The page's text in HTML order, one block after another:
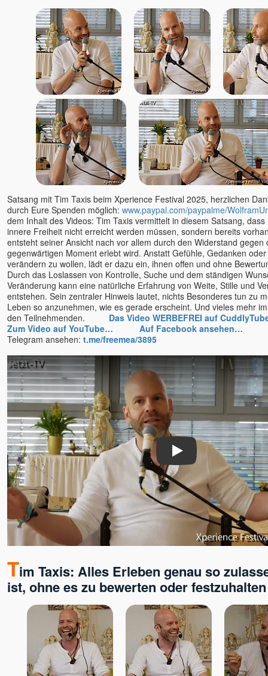
Premananda / John David
Premdas
Premodaya
Pyar
Ralf Heske
Rama
Ramana Maharshi
Ramesh - Ronny
Ramesh Balsekar
Rani Kaluza
Rania
Ranjit Maharaj
Renate Ma Nishcala, jetzt:
Nishkàma
Ria Panen Godesberg
Richard Gruber
Richard Sylvester
Rick Linchitz †
Robert Adams
Roland und Ludmilla /
Erleuchtungs-Kongresse
Romen Banerjee
Romeo Kovcin
Roland Engert
Ronny
Ruth Parama
Ryofu Pussel
Saajid
Sabina Witzel
Sabine Kroiß
Samarpan-Meditation
Samuel Hassan Hanna
Sascha A. Jaksic
Sathya Jens Marionette
Satyaa u. Pari
Satyam S. Kathrein
Shiva
Shivkrupanand Swami, Shree
& Guruma
Shubhraji
Soham (Samarpan)
Sophia
Spirit Talks mit Isabella Wirth
Satsang mit Tim Taxis beim Xperience Festival 2025, herzlichen
durch Eure Spenden möglich: www.paypal.com/paypalme/
dem Inhalt des Videos: Tim Taxis vermittelt in diesem Satsang,
innere Freiheit nicht erreicht werden müssen, sondern bereits
entsteht seiner Ansicht nach vor allem durch den Widerstand gegen
gegenwärtigen Moment erlebt wird. Anstatt Gefühle, Gedanken
verändern zu wollen, lädt er dazu ein, ihnen offen und ohne
Durch das Loslassen von Kontrolle, Suche und dem ständigen
Veränderung kann eine natürliche Erfahrung von Weite, Stille und
entstehen. Sein zentraler Hinweis lautet, nichts Besonderes tun zu
Leben so anzunehmen, wie es gerade erscheint. Und vieles mehr
den Teilnehmenden. Das Video WERBEFREI auf
Zum Video auf YouTube…
Auf Facebook ansehen…
Telegram ansehen: t.me/freemea/3895
Play
Tim Taxis: Alles Erleben genau so
ist, ohne es zu bewerten oder festzuhalten